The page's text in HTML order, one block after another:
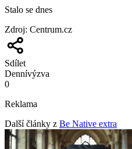
Stalo se dnes
Zdroj: Centrum.cz
Sdílet
Dennívýzva
0
Reklama
Další články z Be Native extra